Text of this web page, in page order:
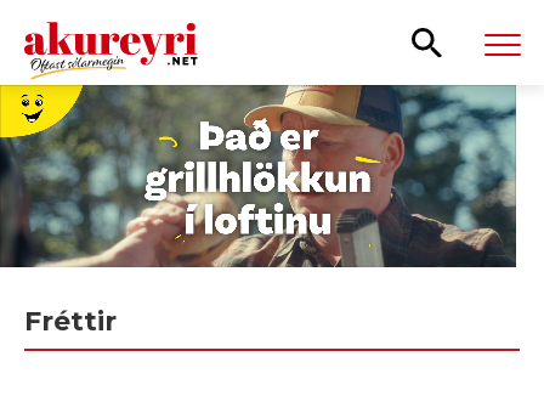
Leita
Fréttir